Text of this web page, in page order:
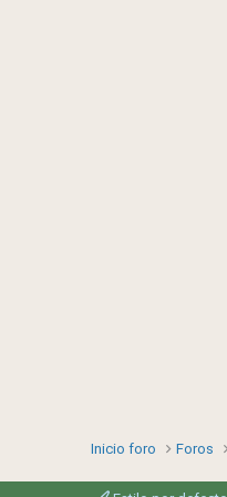
Inicio foro Foros